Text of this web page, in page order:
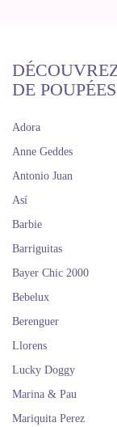
DE POUPÉES
Adora
Anne Geddes
Antonio Juan
Así
Barbie
Barriguitas
Bayer Chic 2000
Bebelux
Berenguer
Llorens
Lucky Doggy
Marina & Pau
Mariquita Perez